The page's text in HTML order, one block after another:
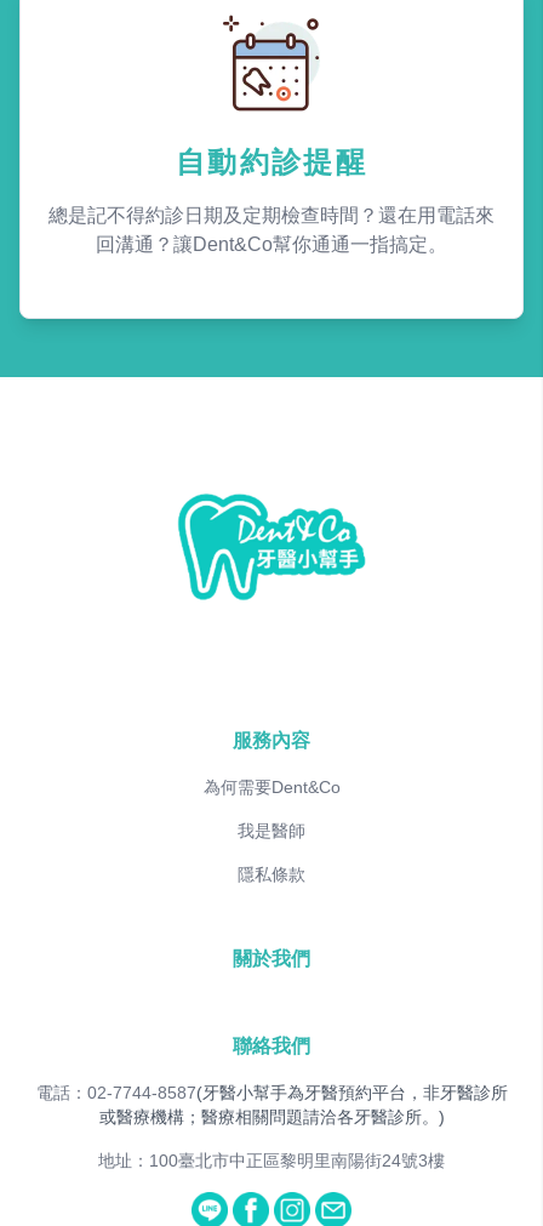
自動約診提醒
總是記不得約診日期及定期檢查時間？還在用電話來
回溝通？讓Dent&Co幫你通通一指搞定。
服務內容
為何需要Dent&Co
我是醫師
隱私條款
關於我們
聯絡我們
電話：02-7744-8587(牙醫小幫手為牙醫預約平台，非牙醫診所
或醫療機構；醫療相關問題請洽各牙醫診所。)
地址：100臺北市中正區黎明里南陽街24號3樓